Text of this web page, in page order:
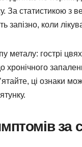
За статистикою з
запізно, коли
металу: гострі
ці ознаки
за